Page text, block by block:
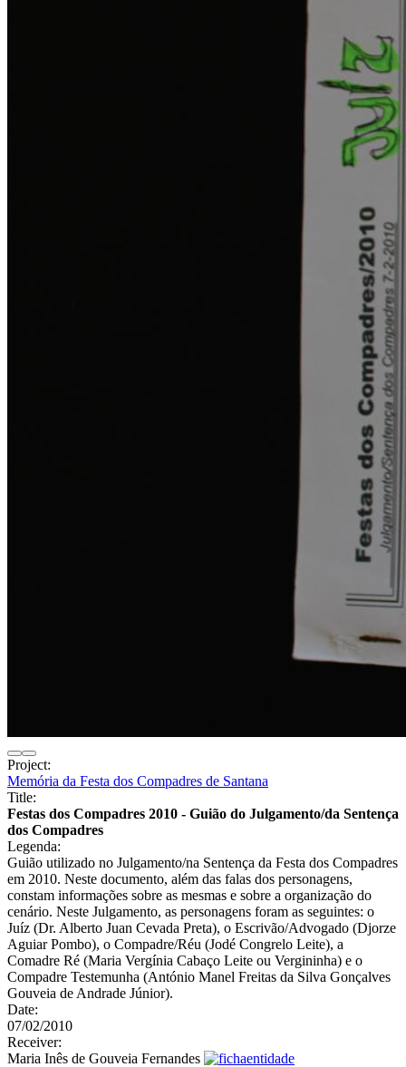
Project:
Memória da Festa dos Compadres de Santana
Title:
Festas dos Compadres 2010 - Guião do Julgamento/da Sentença
dos Compadres
Legenda:
Guião utilizado no Julgamento/na Sentença da Festa dos Compadres
em 2010. Neste documento, além das falas dos personagens,
constam informações sobre as mesmas e sobre a organização do
cenário. Neste Julgamento, as personagens foram as seguintes: o
Juíz (Dr. Alberto Juan Cevada Preta), o Escrivão/Advogado (Djorze
Aguiar Pombo), o Compadre/Réu (Jodé Congrelo Leite), a
Comadre Ré (Maria Vergínia Cabaço Leite ou Vergininha) e o
Compadre Testemunha (António Manel Freitas da Silva Gonçalves
Gouveia de Andrade Júnior).
Date:
07/02/2010
Receiver:
Maria Inês de Gouveia Fernandes